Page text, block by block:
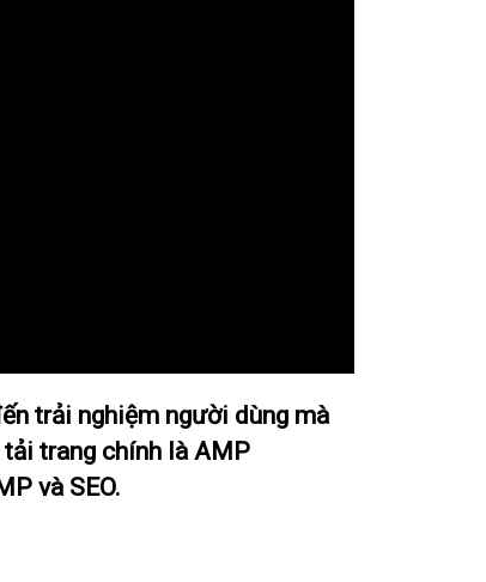
trải nghiệm người dùng mà
trang chính là AMP
và SEO.